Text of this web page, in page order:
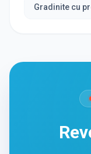
Gradinite cu